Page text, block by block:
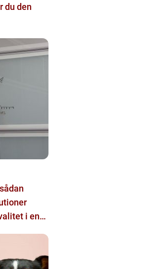
du den
i en